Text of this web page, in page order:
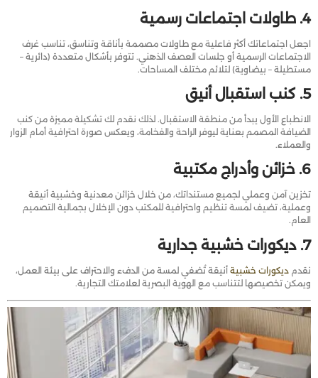
4. طاولات اجتماعات رسمية
اجعل اجتماعاتك أكثر فاعلية مع طاولات مصممة بأناقة وتناسق، تناسب غرف
الاجتماعات الرسمية أو جلسات العصف الذهني. تتوفر بأشكال متعددة (دائرية –
مستطيلة – بيضاوية) لتلائم مختلف المساحات.
5. كنب استقبال أنيق
الانطباع الأول يبدأ من منطقة الاستقبال. لذلك نقدم لك تشكيلة مميزة من كنب
الضيافة المصمم بعناية ليوفر الراحة والفخامة، ويعكس صورة احترافية أمام الزوار
والعملاء.
6. خزائن وأدراج مكتبية
تخزين آمن وعملي لجميع مستنداتك، من خلال خزائن معدنية وخشبية أنيقة
وعملية، تضيف لمسة تنظيم واحترافية للمكتب دون الإخلال بجمالية التصميم
العام.
7. ديكورات خشبية جدارية
نقدم ديكورات خشبية أنيقة تُضفي لمسة من الدفء والاحتراف على بيئة العمل،
ويمكن تخصيصها لتتناسب مع الهوية البصرية لعلامتك التجارية.